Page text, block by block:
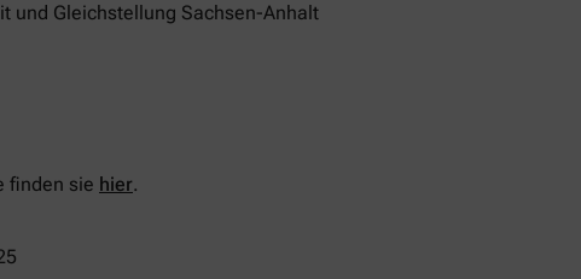
und Gleichstellung Sachsen-Anhalt
finden sie hier.